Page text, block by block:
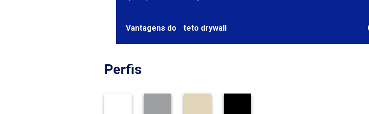
Vantagens do teto drywall
Perfis